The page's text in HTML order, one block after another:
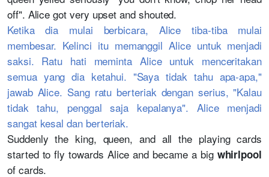
off". Alice got very upset and shouted.
Ketika dia mulai berbicara, Alice tiba-tiba mulai
membesar. Kelinci itu memanggil Alice untuk menjadi
saksi. Ratu hati meminta Alice untuk menceritakan
semua yang dia ketahui. "Saya tidak tahu apa-apa,"
jawab Alice. Sang ratu berteriak dengan serius, "Kalau
tidak tahu, penggal saja kepalanya". Alice menjadi
sangat kesal dan berteriak.
Suddenly the king, queen, and all the playing cards
started to fly towards Alice and became a big whirlpool
of cards.